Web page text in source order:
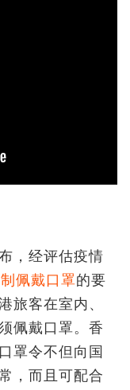
，经评估疫情
佩戴口罩的要
旅客在室内、
佩戴口罩。香
罩令不但向国
，而且可配合